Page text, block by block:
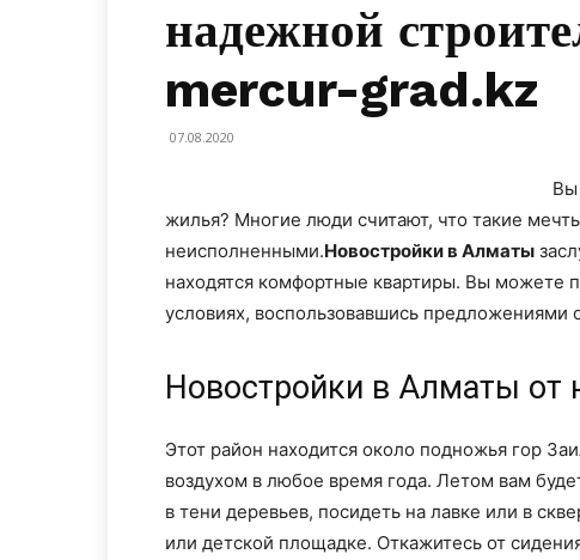
надежной
mercur-grad.kz
07.08.2020
Вы
жилья? Многие люди считают, что такие
неисполненными.Новостройки в Алматы
находятся комфортные квартиры. Вы можете
условиях, воспользовавшись предложениями
Новостройки в Алматы от
Этот район находится около подножья гор
воздухом в любое время года. Летом вам
в тени деревьев, посидеть на лавке или в
или детской площадке. Откажитесь от